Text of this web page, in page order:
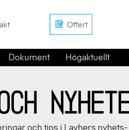
Offert
Dokument Högaktuellt
och tips i Layhers